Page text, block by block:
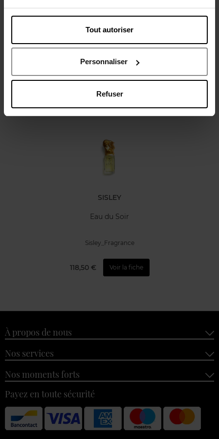
Tout autoriser
Personnaliser
Refuser
Oublié quelque chose ?
SISLEY
Eau du Soir
Sisley_Fragrance
118,50 € Voir la fiche
À propos de nous
Nos services
Nos moments forts
Payez en toute sécurité